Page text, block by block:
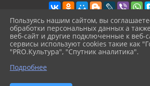
2026 г. nolinsk-museum.ru
Вход
Карта сайта
Политика обработки персональных
Сделано на KubCMS
Пользуясь нашим сайтом, вы
обработки персональных данных а
веб-сайт и другие подключенные к веб-
сервисы используют cookies такие как
"PRO.Культура", "Спутник аналитика".
Подробнее